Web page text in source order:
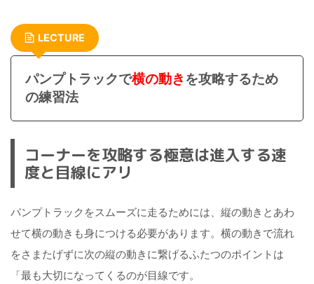
LECTURE
パンプトラックで横の動き を攻略するため
の練習法
コーナーを攻略する極意は進入する速
度と目線にアリ
パンプトラックをスムーズに走るためには、縦の動きとあわ
せて横の動きも身につける必要があります。横の動きで流れ
をさまたげずに次の縦の動きに繋げるふたつのポイントは
「最も大切になってくるのが目線です。